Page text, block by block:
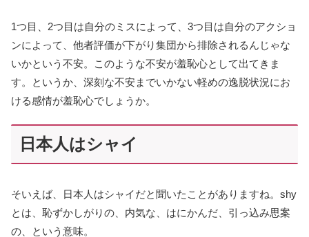
1つ目、2つ目は自分のミスによって、3つ目は自分のアクショ
ンによって、他者評価が下がり集団から排除されるんじゃな
いかという不安。このような不安が羞恥心として出てきま
す。というか、深刻な不安までいかない軽めの逸脱状況にお
ける感情が羞恥心でしょうか。
日本人はシャイ
そいえば、日本人はシャイだと聞いたことがありますね。shy
とは、恥ずかしがりの、内気な、はにかんだ、引っ込み思案
の、という意味。